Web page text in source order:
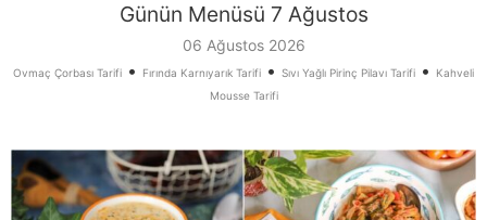
Günün Menüsü 7 Ağustos
06 Ağustos 2026
Ovmaç Çorbası Tarifi • Fırında Karnıyarık Tarifi • Sıvı Yağlı Pirinç Pilavı Tarifi •
Kahveli
Mousse Tarifi